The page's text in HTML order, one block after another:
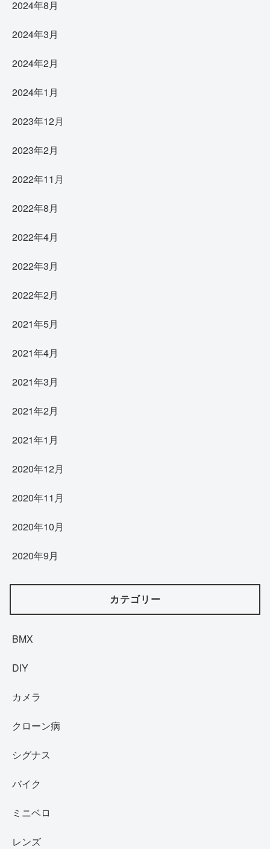
2024年8月
2024年3月
2024年2月
2024年1月
2023年12月
2023年2月
2022年11月
2022年8月
2022年4月
2022年3月
2022年2月
2021年5月
2021年4月
2021年3月
2021年2月
2021年1月
2020年12月
2020年11月
2020年10月
2020年9月
カテゴリー
BMX
DIY
カメラ
クローン病
シグナス
バイク
ミニベロ
レンズ